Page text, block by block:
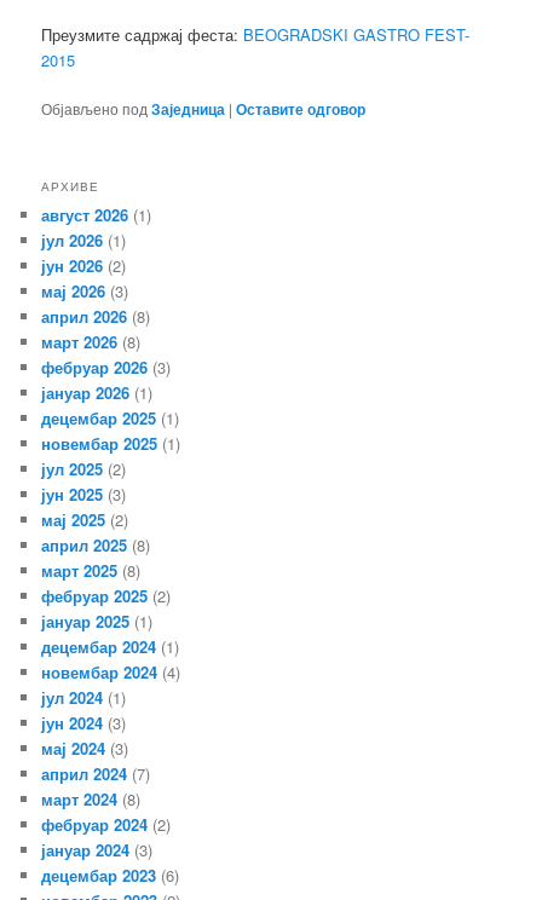
Преузмите садржај феста: BEOGRADSKI GASTRO FEST-
2015
Објављено под Заједница |Оставите одговор
АРХИВЕ
август 2026 (1)
јул 2026 (1)
јун 2026 (2)
мај 2026 (3)
април 2026 (8)
март 2026 (8)
фебруар 2026 (3)
јануар 2026 (1)
децембар 2025 (1)
новембар 2025 (1)
јул 2025 (2)
јун 2025 (3)
мај 2025 (2)
април 2025 (8)
март 2025 (8)
фебруар 2025 (2)
јануар 2025 (1)
децембар 2024 (1)
новембар 2024 (4)
јул 2024 (1)
јун 2024 (3)
мај 2024 (3)
април 2024 (7)
март 2024 (8)
фебруар 2024 (2)
јануар 2024 (3)
децембар 2023 (6)